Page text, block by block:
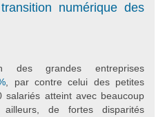
numérique des
grandes entreprises
, par contre celui des petites
atteint avec beaucoup
de fortes disparités